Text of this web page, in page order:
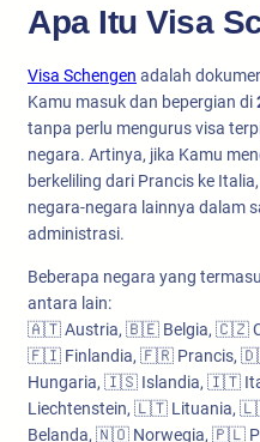
Apa Itu Visa
Visa Schengen adalah
Kamu masuk dan bepergian di
tanpa perlu mengurus visa
negara. Artinya, jika Kamu
berkeliling dari Prancis ke
negara-negara lainnya dalam
administrasi.
Beberapa negara yang
antara lain:
🇦🇹 Austria, 🇧🇪 Belgia, 🇨🇿
🇫🇮 Finlandia, 🇫🇷 Prancis,
Hungaria, 🇮🇸 Islandia, 🇮🇹
Liechtenstein, 🇱🇹 Lituania,
Belanda, 🇳🇴 Norwegia, 🇵🇱